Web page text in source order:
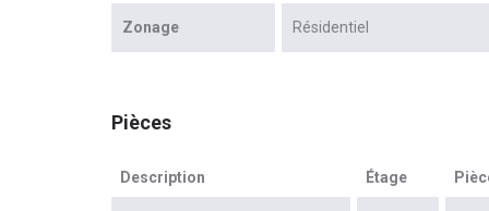
Zonage Résidentiel
Pièces
Description Étage